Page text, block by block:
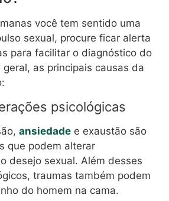
você tem sentido uma
sexual, procure ficar alerta
para facilitar o diagnóstico do
as principais causas da
psicológicas
ansiedade e exaustão são
que podem alterar
desejo sexual. Além desses
traumas também podem
do homem na cama.